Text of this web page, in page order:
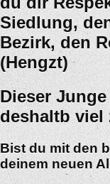
Siedlung,
Bezirk, den
(Hengzt)
Dieser
deshaltb viel
Bist du mit den
deinem neuen